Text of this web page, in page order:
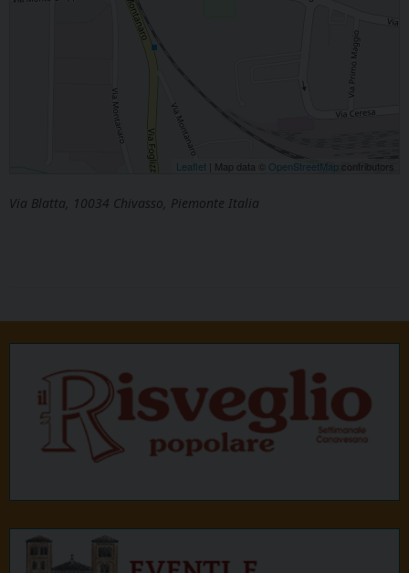
Leaflet | Map data © OpenStreetMap contributors
Via Blatta, 10034 Chivasso, Piemonte Italia